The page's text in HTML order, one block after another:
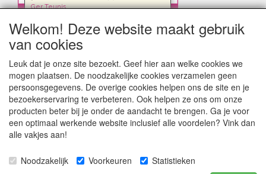
Welkom! Deze website maakt gebruik
van cookies
Leuk dat je onze site bezoekt. Geef hier aan welke cookies we
mogen plaatsen. De noodzakelijke cookies verzamelen geen
persoonsgegevens. De overige cookies helpen ons de site en je
bezoekerservaring te verbeteren. Ook helpen ze ons om onze
producten beter bij je onder de aandacht te brengen. Ga je voor
een optimaal werkende website inclusief alle voordelen? Vink dan
alle vakjes aan!
Noodzakelijk Voorkeuren
Statistieken